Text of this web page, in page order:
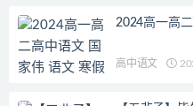
2024高一高
高中语文